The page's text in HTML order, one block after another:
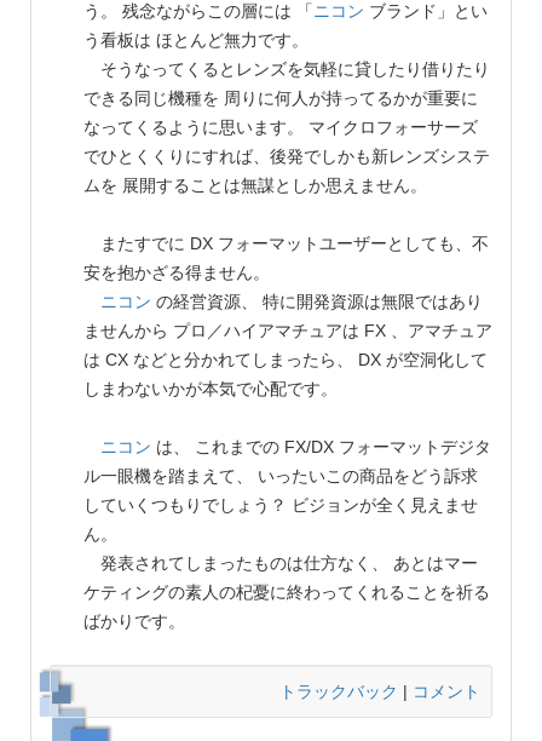
う。 残念ながらこの層には 「ニコン ブランド」とい
う看板は ほとんど無力です。
そうなってくるとレンズを気軽に貸したり借りたり
できる同じ機種を 周りに何人が持ってるかが重要に
なってくるように思います。 マイクロフォーサーズ
でひとくくりにすれば、後発でしかも新レンズシステ
ムを 展開することは無謀としか思えません。
またすでに DX フォーマットユーザーとしても、不
安を抱かざる得ません。
ニコン の経営資源、 特に開発資源は無限ではあり
ませんから プロ／ハイアマチュアは FX 、アマチュア
は CX などと分かれてしまったら、 DX が空洞化して
しまわないかが本気で心配です。
ニコン は、 これまでの FX/DX フォーマットデジタ
ル一眼機を踏まえて、 いったいこの商品をどう訴求
していくつもりでしょう？ ビジョンが全く見えませ
ん。
発表されてしまったものは仕方なく、 あとはマー
ケティングの素人の杞憂に終わってくれることを祈る
ばかりです。
トラックバック | コメント